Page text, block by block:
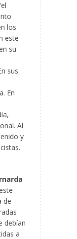
los
este
su
sus
En
Al
y
de
debían
a